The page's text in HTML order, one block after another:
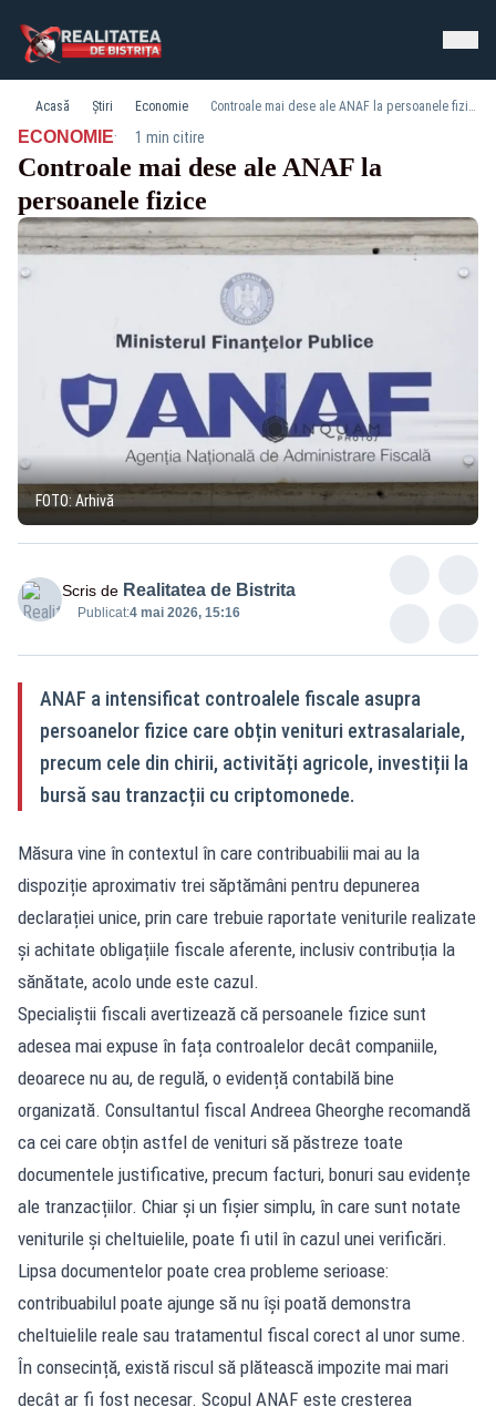
Acasă Știri Economie Controale mai dese ale ANAF la persoanele fizice
ECONOMIE· 1 min citire
Controale mai dese ale ANAF la
persoanele fizice
FOTO: Arhivă
Scris de Realitatea de Bistrita
Publicat:4 mai 2026, 15:16
ANAF a intensificat controalele fiscale asupra
persoanelor fizice care obțin venituri extrasalariale,
precum cele din chirii, activități agricole, investiții la
bursă sau tranzacții cu criptomonede.
Măsura vine în contextul în care contribuabilii mai au la
dispoziție aproximativ trei săptămâni pentru depunerea
declarației unice, prin care trebuie raportate veniturile realizate
și achitate obligațiile fiscale aferente, inclusiv contribuția la
sănătate, acolo unde este cazul.
Specialiștii fiscali avertizează că persoanele fizice sunt
adesea mai expuse în fața controalelor decât companiile,
deoarece nu au, de regulă, o evidență contabilă bine
organizată. Consultantul fiscal Andreea Gheorghe recomandă
ca cei care obțin astfel de venituri să păstreze toate
documentele justificative, precum facturi, bonuri sau evidențe
ale tranzacțiilor. Chiar și un fișier simplu, în care sunt notate
veniturile și cheltuielile, poate fi util în cazul unei verificări.
Lipsa documentelor poate crea probleme serioase:
contribuabilul poate ajunge să nu își poată demonstra
cheltuielile reale sau tratamentul fiscal corect al unor sume.
În consecință, există riscul să plătească impozite mai mari
decât ar fi fost necesar. Scopul ANAF este creșterea